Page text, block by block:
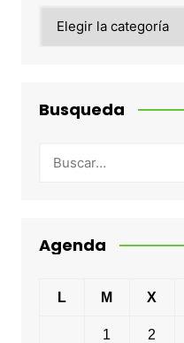
Busqueda
Agenda
L M X
1 2